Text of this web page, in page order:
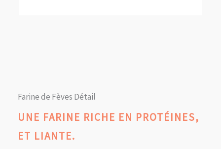
Farine de Fèves Détail
UNE FARINE RICHE EN PROTÉINES,
ET LIANTE.